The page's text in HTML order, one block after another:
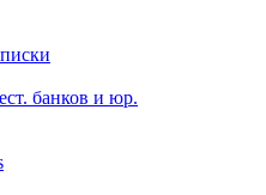
банков и юр.